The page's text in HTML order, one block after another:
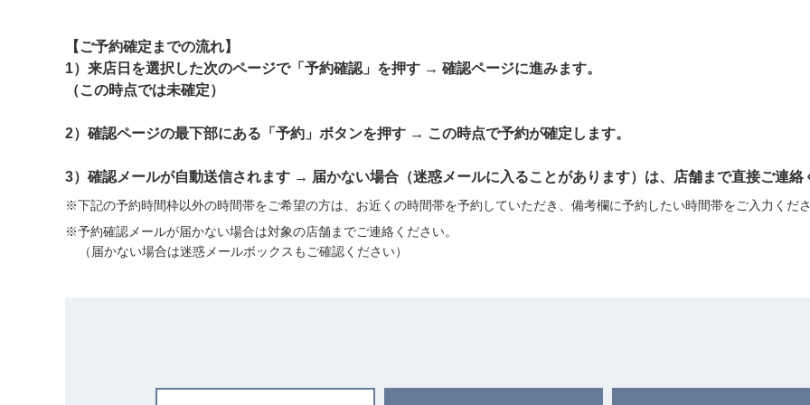
【ご予約確定までの流れ】
1）来店日を選択した次のページで「予約確認」を押す → 確認ページに進みます。
（この時点では未確定）
2）確認ページの最下部にある「予約」ボタンを押す → この時点で予約が確定します。
3）確認メールが自動送信されます → 届かない場合（迷惑メールに入ることがあります）は、店舗まで直接ご連絡
※下記の予約時間枠以外の時間帯をご希望の方は、お近くの時間帯を予約していただき、備考欄に予約したい時間帯をご入力くださ
※予約確認メールが届かない場合は対象の店舗までご連絡ください。
（届かない場合は迷惑メールボックスもご確認ください）